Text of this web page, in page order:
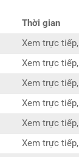
Thời gian
Xem trực
Xem trực
Xem trực
Xem trực
Xem trực
Xem trực